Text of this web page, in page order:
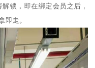
锁，即在绑定会员之后，
即走。